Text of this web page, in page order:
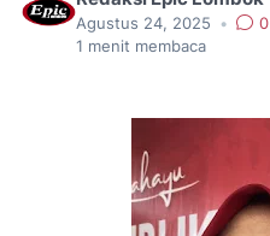
Agustus 24, 2025 •
0
1 menit membaca